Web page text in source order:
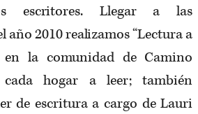
escritores. Llegar a las
año 2010 realizamos “Lectura a
en la comunidad de Camino
hogar a leer; también
de escritura a cargo de Lauri